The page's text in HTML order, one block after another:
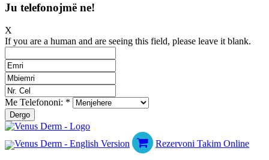
Ju telefonojmë ne!
X
If you are a human and are seeing this field, please leave it blank.
Me Telefononi: *
Rezervoni Takim Online